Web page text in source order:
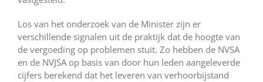
Los van het onderzoek van de Minister zijn er
verschillende signalen uit de praktijk dat de hoogte van
de vergoeding op problemen stuit. Zo hebben de NVSA
en de NVJSA op basis van door hun leden aangeleverde
cijfers berekend dat het leveren van verhoorbijstand